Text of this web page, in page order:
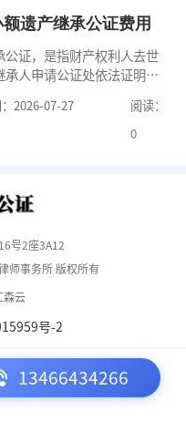
咨询告诉大家，我们有必
产公证机构？了解这些不仅
们根
遗产继承公证费用
公证，是指财产权利人去世
承人申请公证处依法证明继
动。通过公证，继承人可以
继承权的公证书办理遗产过
办理继承公证的时候，需
2026-07-27
阅读：
0
13466434266
号2座3A12
师事务所 版权所有
森云
号-2